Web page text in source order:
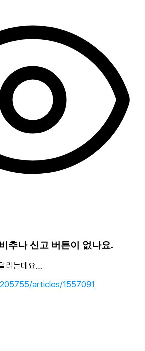
추나 신고 버튼이 없나요.
리는데요…
articles/1557091